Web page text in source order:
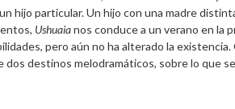
hijo particular. Un hijo con una madre
Ushuaia nos conduce a un verano en la
pero aún no ha alterado la
destinos melodramáticos, sobre lo que